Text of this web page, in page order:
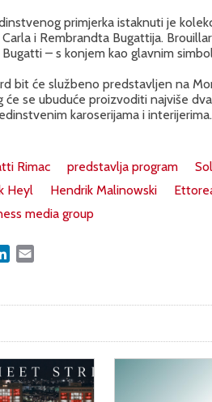
primjerka istaknuti je
Carla i Rembrandta Bugattija.
– s konjem kao glavnim
bit će službeno predstavljen na
će se ubuduće proizvoditi najviše
karoserijama i
Rimac predstavlja program
Heyl
Hendrik Malinowski
media group
LinkedIn